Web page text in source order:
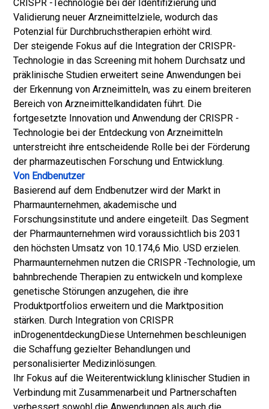
CRISPR -Technologie bei der Identifizierung und
Validierung neuer Arzneimittelziele, wodurch das
Potenzial für Durchbruchstherapien erhöht wird.
Der steigende Fokus auf die Integration der CRISPR-
Technologie in das Screening mit hohem Durchsatz und
präklinische Studien erweitert seine Anwendungen bei
der Erkennung von Arzneimitteln, was zu einem breiteren
Bereich von Arzneimittelkandidaten führt. Die
fortgesetzte Innovation und Anwendung der CRISPR -
Technologie bei der Entdeckung von Arzneimitteln
unterstreicht ihre entscheidende Rolle bei der Förderung
der pharmazeutischen Forschung und Entwicklung.
Von Endbenutzer
Basierend auf dem Endbenutzer wird der Markt in
Pharmaunternehmen, akademische und
Forschungsinstitute und andere eingeteilt. Das Segment
der Pharmaunternehmen wird voraussichtlich bis 2031
den höchsten Umsatz von 10.174,6 Mio. USD erzielen.
Pharmaunternehmen nutzen die CRISPR -Technologie, um
bahnbrechende Therapien zu entwickeln und komplexe
genetische Störungen anzugehen, die ihre
Produktportfolios erweitern und die Marktposition
stärken. Durch Integration von CRISPR
inDrogenentdeckungDiese Unternehmen beschleunigen
die Schaffung gezielter Behandlungen und
personalisierter Medizinlösungen.
Ihr Fokus auf die Weiterentwicklung klinischer Studien in
Verbindung mit Zusammenarbeit und Partnerschaften